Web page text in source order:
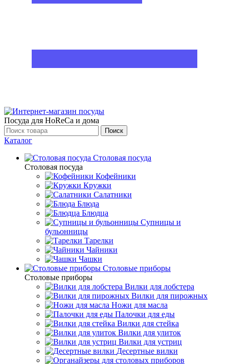
Посуда для HoReCa и дома
Поиск
Каталог
Столовая посуда
Столовая посуда
Кофейники
Кружки
Салатники
Блюда
Блюдца
Супницы и
бульонницы
Тарелки
Чайники
Чашки
Cтоловые приборы
Cтоловые приборы
Вилки для лобстера
Вилки для пирожных
Ножи для масла
Палочки для еды
Вилки для стейка
Вилки для улиток
Вилки для устриц
Десертные вилки